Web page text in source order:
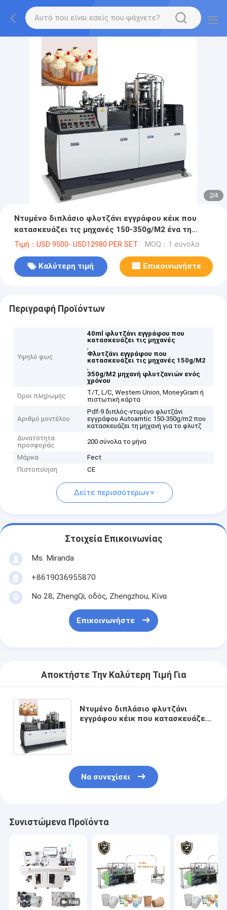
2/4
Ντυμένο διπλάσιο φλυτζάνι εγγράφου κέικ που
κατασκευάζει τις μηχανές 150-350g/M2 ένα τη
μηχανή χρονικών φλυτζανιών
Τιμή：USD 9500- USD12980 PER SET MOQ：1 σύνολο
Καλύτερη τιμή Επικοινωνήστε
Περιγραφή Προϊόντων
Υψηλό φως
40ml φλυτζάνι εγγράφου που
κατασκευάζει τις μηχανές
,
Φλυτζάνι εγγράφου που
κατασκευάζει τις μηχανές 150g/M2
,
350g/M2 μηχανή φλυτζανιών ενός
χρόνου
Όροι πληρωμής
T/T, L/C, Western Union, MoneyGram ή
πιστωτική κάρτα
Αριθμό μοντέλου
Pdf-9 διπλός-ντυμένο φλυτζάνι
εγγράφου Autoamtic 150-350g/m2 που
κατασκευάζει τη μηχανή για το φλυτζ
Δυνατότητα
προσφοράς
200 σύνολα το μήνα
Μάρκα
Fect
Πιστοποίηση
CE
Δείτε περισσότερων
Στοιχεία Επικοινωνίας
Ms. Miranda
+8619036955870
Νο 28, ZhengQi, οδός, Zhengzhou, Κίνα
Επικοινωνήστε
Αποκτήστε Την Καλύτερη Τιμή Για
Ντυμένο διπλάσιο φλυτζάνι
εγγράφου κέικ που κατασκευάζει
Να συνεχίσει
Συνιστώμενα Προϊόντα